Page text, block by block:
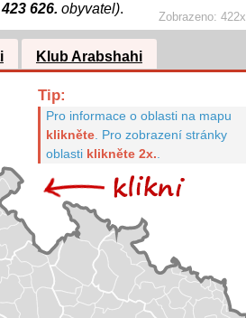
Zobrazeno:422x
626. obyvatel).
Klub Arabshahi
Tip:
Pro informace o oblasti na mapu
klikněte. Pro zobrazení stránky
oblasti klikněte 2x.